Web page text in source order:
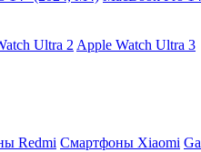
Ultra 2 Apple Watch Ultra 3
Redmi Смартфоны Xiaomi